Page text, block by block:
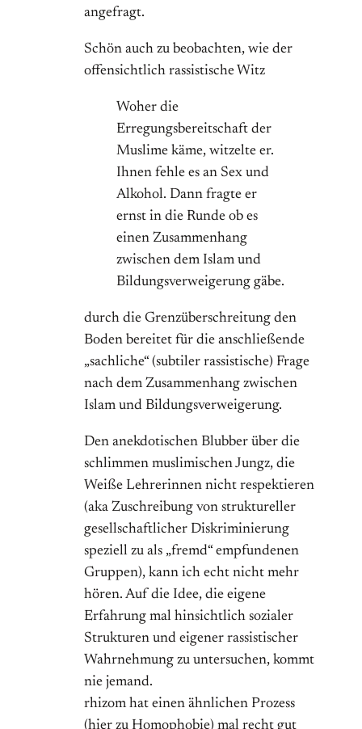
angefragt.
Schön auch zu beobachten, wie der
offensichtlich rassistische Witz
Woher die
Erregungsbereitschaft der
Muslime käme, witzelte er.
Ihnen fehle es an Sex und
Alkohol. Dann fragte er
ernst in die Runde ob es
einen Zusammenhang
zwischen dem Islam und
Bildungsverweigerung gäbe.
durch die Grenzüberschreitung den
Boden bereitet für die anschließende
„sachliche“ (subtiler rassistische) Frage
nach dem Zusammenhang zwischen
Islam und Bildungsverweigerung.
Den anekdotischen Blubber über die
schlimmen muslimischen Jungz, die
Weiße Lehrerinnen nicht respektieren
(aka Zuschreibung von struktureller
gesellschaftlicher Diskriminierung
speziell zu als „fremd“ empfundenen
Gruppen), kann ich echt nicht mehr
hören. Auf die Idee, die eigene
Erfahrung mal hinsichtlich sozialer
Strukturen und eigener rassistischer
Wahrnehmung zu untersuchen, kommt
nie jemand.
rhizom hat einen ähnlichen Prozess
(hier zu Homophobie) mal recht gut